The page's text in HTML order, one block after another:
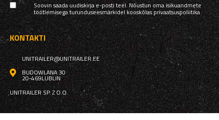
Soovin saada uudiskirja e-posti teel. Nõustun oma isikuandmete
töötlemisega turunduseesmärkidel kooskõlasprivaatsuspoliitika
KONTAKTI
UNITRAILER@UNITRAILER.EE
BUDOWLANA 30
20-469LUBLIN
UNITRAILER SP. Z O.O.